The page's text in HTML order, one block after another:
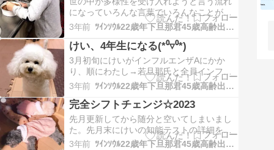
から電話があり、教科書や書類など…
になっていろんな言葉でいろんなことが叫
ばれるようになったけれどもやっぱりマイ
ノリティの人々は理解されることが難しい
現実がある。 結局は他人事だから、当事者
にならないと大変さが具体的に理解するこ
とが難しいんでしょうね。 まして今まで親
族にそん…
3年前 ﾂｲﾝｿｳﾙ22歳年下旦那君45歳高齢出産熟女妻の日々徒然
けい、4年生になる(*⁰▿⁰*)
3月初旬にけいがインフルエンザAにかか
り、順にわたし→若旦那氏と全員インフル
エンザに罹ってしまいました(･_･; わたしは
1週間ほとんど食事が取れず、冗談抜きで死
ぬかと思いました(T_T) そこから現在、よ
うやく体調が戻りつつある最中なのですが
なんと気がつけば4月、、、、、 け…
3年前 ﾂｲﾝｿｳﾙ22歳年下旦那君45歳高齢出産熟女妻の日々徒然
完全シフトチェンジ☆2023
先月更新してから随分と空いてしまいまし
た。先月末にけいの知能テストの詳細を聞
きに、心療内科へ行ってきました。担当し
3年前 ﾂｲﾝｿｳﾙ22歳年下旦那君45歳高齢出産熟女妻の日々徒然